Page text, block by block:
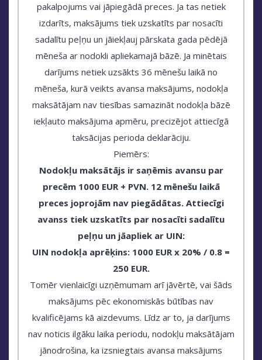
pakalpojums vai jāpiegādā preces. Ja tas netiek
izdarīts, maksājums tiek uzskatīts par nosacīti
sadalītu peļņu un jāiekļauj pārskata gada pēdējā
mēneša ar nodokli apliekamajā bāzē. Ja minētais
darījums netiek uzsākts 36 mēnešu laikā no
mēneša, kurā veikts avansa maksājums, nodokļa
maksātājam nav tiesības samazināt nodokļa bāzē
iekļauto maksājuma apmēru, precizējot attiecīgā
taksācijas perioda deklarāciju.
Piemērs:
Nodokļu maksātājs ir saņēmis avansu par
precēm 1000 EUR + PVN. 12 mēnešu laikā
preces joprojām nav piegādātas. Attiecīgi
avanss tiek uzskatīts par nosacīti sadalītu
peļņu un jāapliek ar UIN:
UIN nodokļa aprēķins: 1000 EUR x 20% / 0.8 =
250 EUR.
Tomēr vienlaicīgi uzņēmumam arī jāvērtē, vai šāds
maksājums pēc ekonomiskās būtības nav
kvalificējams kā aizdevums. Līdz ar to, ja darījums
nav noticis ilgāku laika periodu, nodokļu maksātājam
jānodrošina, ka izsniegtais avansa maksājums